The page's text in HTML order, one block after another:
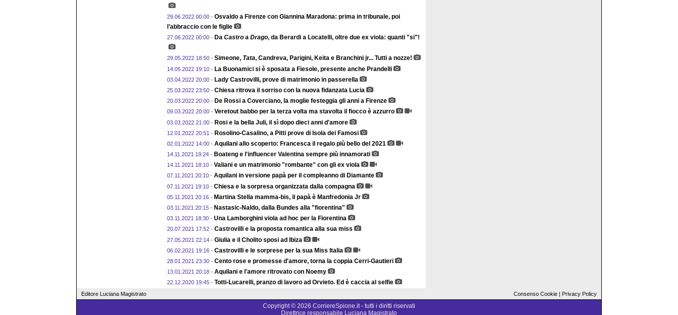
29.06.2022 00:00 - Osvaldo a Firenze con Giannina Maradona: prima in tribunale, poi
l’abbraccio con le figlie
27.06.2022 00:00 - Da Castro a Drago, da Berardi a Locatelli, oltre due ex viola: quanti "si"!
29.05.2022 18:50 - Simeone, Tata, Candreva, Parigini, Keita e Branchini jr... Tutti a nozze!
14.05.2022 19:10 - La Buonamici si è sposata a Fiesole, presente anche Prandelli
03.04.2022 20:00 - Lady Castrovilli, prove di matrimonio in passerella
25.03.2022 23:50 - Chiesa ritrova il sorriso con la nuova fidanzata Lucia
20.03.2022 20:00 - De Rossi a Coverciano, la moglie festeggia gli anni a Firenze
09.03.2022 20:00 - Veretout babbo per la terza volta ma stavolta il fiocco è azzurro
03.03.2022 21:00 - Rosi e la bella Juli, il sì dopo dieci anni d'amore
12.01.2022 20:51 - Rosolino-Casalino, a Pitti prove di Isola dei Famosi
02.01.2022 14:00 - Aquilani allo scoperto: Francesca il regalo più bello del 2021
14.11.2021 19:24 - Boateng e l'influencer Valentina sempre più innamorati
14.11.2021 18:10 - Valiani e un matrimonio "rombante" con gli ex viola
07.11.2021 20:10 - Aquilani in versione papà per il compleanno di Diamante
07.11.2021 19:10 - Chiesa e la sorpresa organizzata dalla compagna
05.11.2021 20:16 - Martina Stella mamma-bis, il papà è Manfredonia Jr
03.11.2021 20:15 - Nastasic-Naldo, dalla Bundes alla "fiorentina"
03.11.2021 18:30 - Una Lamborghini viola ad hoc per la Fiorentina
20.07.2021 17:52 - Castrovilli e la proposta romantica alla sua miss
27.05.2021 22:14 - Giulia e il Cholito sposi ad Ibiza
06.02.2021 19:16 - Castrovilli e le sorprese per la sua Miss Italia
28.01.2021 23:30 - Cento rose e promesse d'amore, torna la coppia Cerri-Gautieri
13.01.2021 20:18 - Aquilani e l'amore ritrovato con Noemy
22.12.2020 19:45 - Totti-Lucarelli, pranzo di lavoro ad Orvieto. Ed è caccia al selfie
Editore Luciana Magistrato Consenso Cookie | Privacy Policy
Copyright © 2026 CorriereSpione.it - tutti i diritti riservati
Direttrice responsabile Luciana Magistrato